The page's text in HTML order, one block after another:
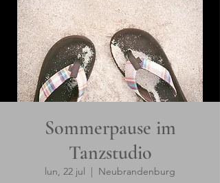
Sommerpause im
Tanzstudio
lun, 22 jul
  |
Neubrandenburg